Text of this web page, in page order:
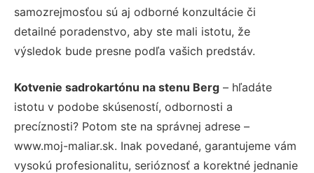
samozrejmosťou sú aj odborné konzultácie či
detailné poradenstvo, aby ste mali istotu, že
výsledok bude presne podľa vašich predstáv.
Kotvenie sadrokartónu na stenu Berg – hľadáte
istotu v podobe skúseností, odbornosti a
precíznosti? Potom ste na správnej adrese –
www.moj-maliar.sk. Inak povedané, garantujeme vám
vysokú profesionalitu, serióznosť a korektné jednanie